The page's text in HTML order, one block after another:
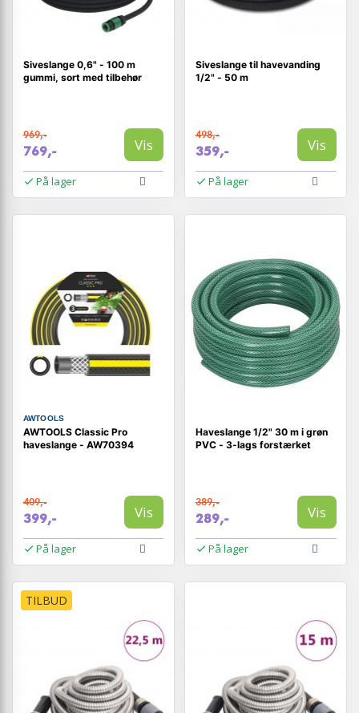
Siveslange 0,6" - 100 m
gummi, sort med tilbehør
969,-
769,- Vis
På lager
Siveslange til havevanding
1/2" - 50 m
498,-
359,- Vis
På lager
AWTOOLS
AWTOOLS Classic Pro
haveslange - AW70394
409,-
399,- Vis
På lager
Haveslange 1/2" 30 m i grøn
PVC - 3-lags forstærket
389,-
289,- Vis
På lager
TILBUD